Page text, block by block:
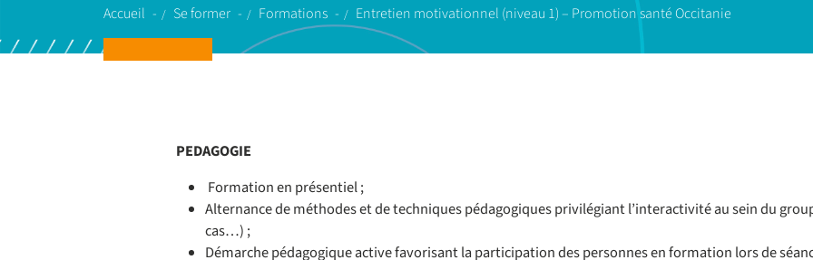
Accueil Se former Formations Entretien motivationnel (niveau 1) – Promotion santé Occitanie
PEDAGOGIE
Formation en présentiel ;
Alternance de méthodes et de techniques pédagogiques privilégiant l’interactivité au sein du
cas…) ;
Démarche pédagogique active favorisant la participation des personnes en formation lors de